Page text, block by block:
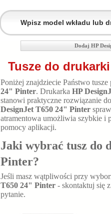
Dodaj HP
Tusze do
Poniżej znajdziecie Państwo
24" Pinter. Drukarka HP
stanowi praktyczne rozwiązanie
DesignJet T650 24" Pinter
atramentowa umożliwia szybkie i
pomocy aplikacji.
Jaki wybrać tusz
Pinter?
Jeśli masz wątpliwości przy
T650 24" Pinter - skontaktuj się
pytanie.